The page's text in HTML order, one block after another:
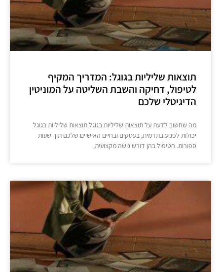
תוצאות שליליות בגוגל: המדריך המקיף
לטיפול, דחיקה והשבת השליטה על המוניטין
הדיגיטלי שלכם
מה שחשוב לדעת על תוצאות שליליות בגוגל תוצאות שליליות בגוגל
יכולות לפגוע בתדמית, בעסקים ובחיים האישיים שלכם תוך שעות
ספורות. הטיפול בהן דורש גישה מקצועית,